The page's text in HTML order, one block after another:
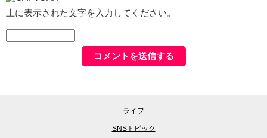
上に表示された文字を入力してください。
ライフ
SNSトピック